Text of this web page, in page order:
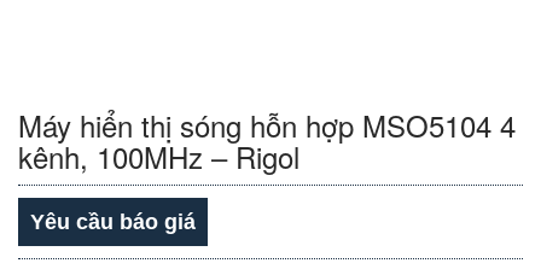
Máy hiển thị sóng hỗn hợp MSO5104 4
kênh, 100MHz – Rigol
Yêu cầu báo giá